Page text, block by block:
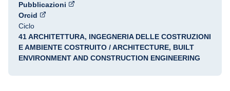
Pubblicazioni
Orcid
Ciclo
41 ARCHITETTURA, INGEGNERIA DELLE COSTRUZIONI
E AMBIENTE COSTRUITO / ARCHITECTURE, BUILT
ENVIRONMENT AND CONSTRUCTION ENGINEERING